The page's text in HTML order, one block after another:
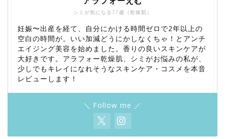
シミが気になる37歳（乾燥肌）
妊娠〜出産を経て、自分にかける時間ゼロで2年以上の
空白の時間が。いい加減どうにかしなくちゃ！とアンチ
エイジング美容を始めました。香りの良いスキンケアが
大好きです。アラフォー乾燥肌、シミがお悩みの私が、
少しでもキレイになれそうなスキンケア・コスメを本音
レビューします！
＼ Follow me ／